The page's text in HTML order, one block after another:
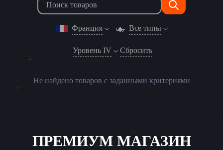
Франция Все типы
Уровень IV Сбросить
Не найдено товаров с заданными критериями
ПРЕМИУМ МАГАЗИН